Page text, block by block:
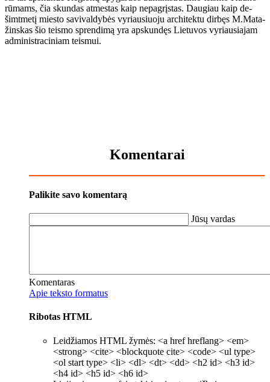
rū­mams, čia skun­das at­mes­tas kaip ne­pa­grįs­tas. Dau­giau kaip de­
šimt­me­tį mies­to sa­vi­val­dy­bės vy­riau­siuo­ju ar­chi­tek­tu dir­bęs M.Ma­ta­
žins­kas šio teis­mo spren­di­mą yra ap­skun­dęs Lie­tu­vos vy­riau­sia­jam
ad­mi­nist­ra­ci­niam teis­mui.
Komentarai
Palikite savo komentarą
Jūsų vardas
Komentaras
Apie teksto formatus
Ribotas HTML
Leidžiamos HTML žymės: <a href hreflang> <em>
<strong> <cite> <blockquote cite> <code> <ul type>
<ol start type> <li> <dl> <dt> <dd> <h2 id> <h3 id>
<h4 id> <h5 id> <h6 id>